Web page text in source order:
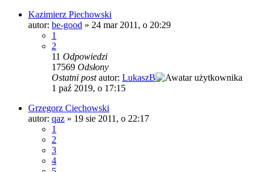
Kazimierz Piechowski
autor: be-good » 24 mar 2011, o 20:29
1
2
11 Odpowiedzi
17569 Odsłony
Ostatni postautor: LukaszB
1 paź 2019, o 17:15
Grzegorz Ciechowski
autor: qaz » 19 sie 2011, o 22:17
1
2
3
4